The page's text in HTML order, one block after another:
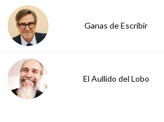
Ganas de Escribir
El Aullido del Lobo